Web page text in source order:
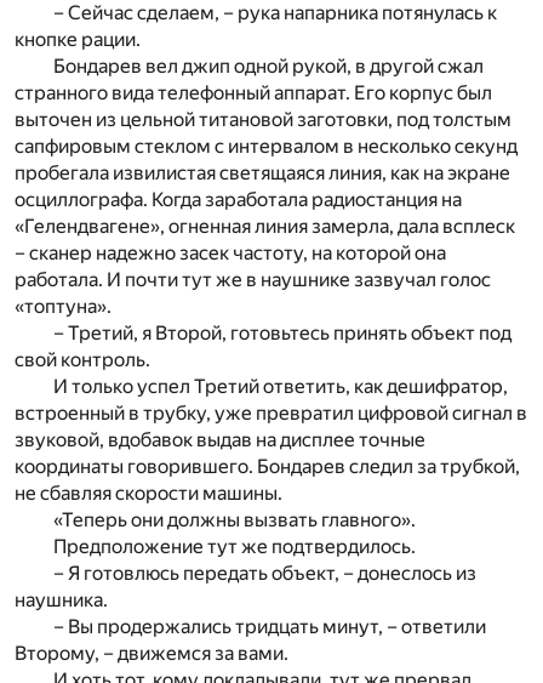
– Сейчас сделаем, – рука напарника потянулась к
кнопке рации.
Бондарев вел джип одной рукой, в другой сжал
странного вида телефонный аппарат. Его корпус был
выточен из цельной титановой заготовки, под толстым
сапфировым стеклом с интервалом в несколько секунд
пробегала извилистая светящаяся линия, как на экране
осциллографа. Когда заработала радиостанция на
«Гелендвагене», огненная линия замерла, дала всплеск
– сканер надежно засек частоту, на которой она
работала. И почти тут же в наушнике зазвучал голос
«топтуна».
– Третий, я Второй, готовьтесь принять объект под
свой контроль.
И только успел Третий ответить, как дешифратор,
встроенный в трубку, уже превратил цифровой сигнал в
звуковой, вдобавок выдав на дисплее точные
координаты говорившего. Бондарев следил за трубкой,
не сбавляя скорости машины.
«Теперь они должны вызвать главного».
Предположение тут же подтвердилось.
– Я готовлюсь передать объект, – донеслось из
наушника.
– Вы продержались тридцать минут, – ответили
Второму, – движемся за вами.